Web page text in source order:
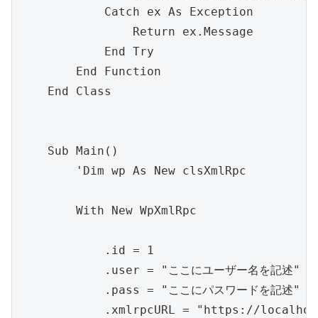
            Catch ex As Exception
                Return ex.Message
            End Try
        End Function
    End Class
    Sub Main()
        'Dim wp As New clsXmlRpc
        With New WpXmlRpc
            .id = 1
            .user = "ここにユーザー名を記述"
            .pass = "ここにパスワードを記述"
.xmlrpcURL = "https://